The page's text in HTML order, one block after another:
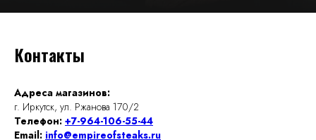
Контакты
Адреса магазинов:
г. Иркутск, ул. Ржанова 170/2
Телефон: +7-964-106-55-44
Email: info@empireofsteaks.ru